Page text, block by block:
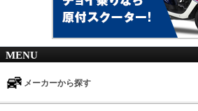
MENU
メーカーから探す